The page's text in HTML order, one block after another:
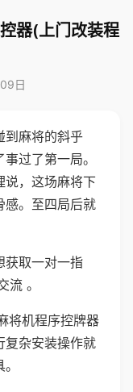
器(上门改装程
日
到麻将的斜乎
过了第一局。
说，这场麻将下
感。至四局后就
获取一对一指
。
将机程序控牌器
复杂安装操作就